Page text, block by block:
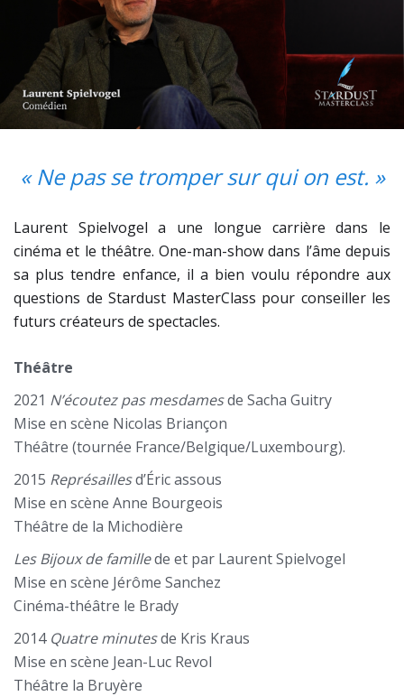
« Ne pas se tromper sur qui on est. »
Laurent Spielvogel a une longue carrière dans le
cinéma et le théâtre. One-man-show dans l’âme depuis
sa plus tendre enfance, il a bien voulu répondre aux
questions de Stardust MasterClass pour conseiller les
futurs créateurs de spectacles.
Théâtre
2021 N’écoutez pas mesdamesde Sacha Guitry
Mise en scène Nicolas Briançon
Théâtre (tournée France/Belgique/Luxembourg).
2015 Représaillesd’Éric assous
Mise en scène Anne Bourgeois
Théâtre de la Michodière
Les Bijoux de famillede et par Laurent Spielvogel
Mise en scène Jérôme Sanchez
Cinéma-théâtre le Brady
2014 Quatre minutesde Kris Kraus
Mise en scène Jean-Luc Revol
Théâtre la Bruyère